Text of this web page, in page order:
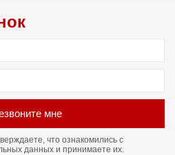
мне
что ознакомились с
данных и принимаете их.